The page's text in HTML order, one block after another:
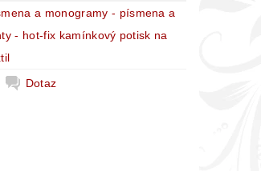
a monogramy - písmena a
- hot-fix kamínkový potisk na
Dotaz